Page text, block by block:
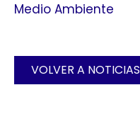
Medio Ambiente
VOLVER A NOTICIAS